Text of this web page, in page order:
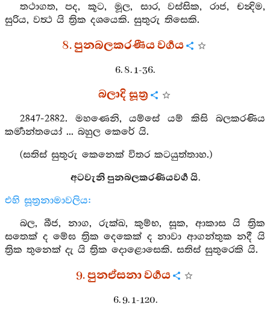
තථාගත, පද, කූට, මූල, සාර, වස්සික, රාජ, චන්‍දිම,
සුරිය, වත්‍ථ යි ත්‍රික දශයෙකි. සුතුරු තිසෙකි.
8. පුනබලකරණීය වර්‍ගය
6. 8. 1-36.
බලාදි සූත්‍ර
2847-2882. මහණෙනි, යම්සේ යම් කිසි බලකරණිය
කර්‍මාන්තයෝ ... බහුල කෙරේ යි.
(සතිස් සුතුරු කෙනෙක් විතර කටයුත්තාහ.)
අටවැනි පුනබලකරණියවර්‍ග යි.
එහි සූත්‍රනාමාවලිය:
බල, බීජ, නාග, රුක්ඛ, කුම්භ, සූක, ආකාස යි ත්‍රික
සතෙක් ද මේඝ ත්‍රික දෙකෙක් ද නාවා ආගන්තුක නදී යි
ත්‍රික තුනෙක් දැ යි ත්‍රික දොළොසෙකි. සතිස් සුතුරෙකි යි.
9. පුනඒසනා වර්‍ගය
6. 9. 1-120.